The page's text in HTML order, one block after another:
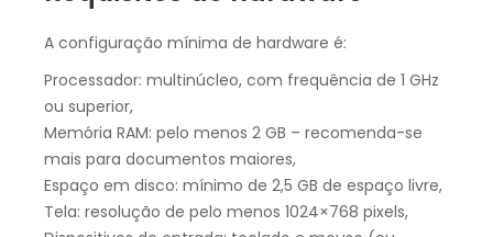
A configuração mínima de hardware é:
Processador: multinúcleo, com frequência de 1 GHz
ou superior,
Memória RAM: pelo menos 2 GB – recomenda-se
mais para documentos maiores,
Espaço em disco: mínimo de 2,5 GB de espaço livre,
Tela: resolução de pelo menos 1024×768 pixels,